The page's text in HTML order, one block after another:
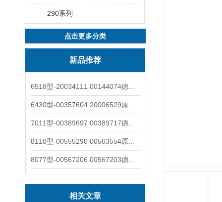
290系列
点击更多分类
新品推荐
相关文章